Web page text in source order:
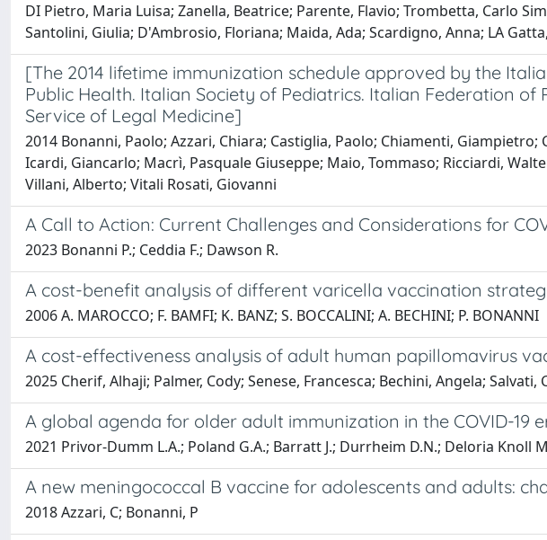
DI Pietro, Maria Luisa; Zanella, Beatrice; Parente, Flavio; Trombetta, Carlo
Santolini, Giulia; D'Ambrosio, Floriana; Maida, Ada; Scardigno, Anna; LA
[The 2014 lifetime immunization schedule approved by the
Public Health. Italian Society of Pediatrics. Italian Federation
Service of Legal Medicine]
2014 Bonanni, Paolo; Azzari, Chiara; Castiglia, Paolo; Chiamenti,
Icardi, Giancarlo; Macrì, Pasquale Giuseppe; Maio, Tommaso; Ricciardi,
Villani, Alberto; Vitali Rosati, Giovanni
A Call to Action: Current Challenges and Considerations for
2023 Bonanni P.; Ceddia F.; Dawson R.
A cost-benefit analysis of different varicella vaccination
2006 A. MAROCCO; F. BAMFI; K. BANZ; S. BOCCALINI; A. BECHINI; P. BONANNI
A cost-effectiveness analysis of adult human papillomavirus
2025 Cherif, Alhaji; Palmer, Cody; Senese, Francesca; Bechini, Angela;
A global agenda for older adult immunization in the COVID-19
2021 Privor-Dumm L.A.; Poland G.A.; Barratt J.; Durrheim D.N.; Deloria Knoll
A new meningococcal B vaccine for adolescents and adults:
2018 Azzari, C; Bonanni, P